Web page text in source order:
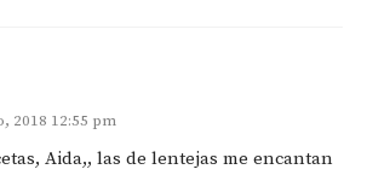
2018 12:55 pm
Aida,, las de lentejas me encantan